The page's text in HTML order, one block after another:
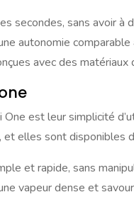
secondes, sans avoir à
autonomie
avec des
One est leur simplicité
elles sont disponibles
et rapide, sans
vapeur dense et